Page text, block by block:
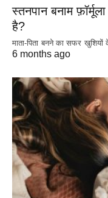
स्तनपान बनाम
है?
माता-पिता बनने का सफर
6 months ago